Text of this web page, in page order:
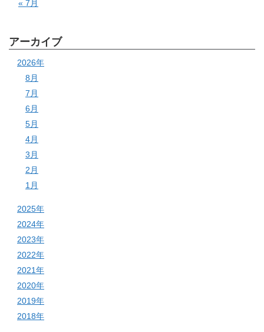
« 7月
アーカイブ
2026年
8月
7月
6月
5月
4月
3月
2月
1月
2025年
2024年
2023年
2022年
2021年
2020年
2019年
2018年